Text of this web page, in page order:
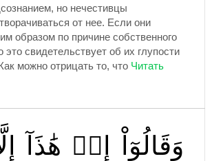
но нечестивцы
от нее. Если они
образом по причине собственного
это свидетельствует об их глупости
можно отрицать то, что
وَقَالُوٓاْ إِنۡ هَٰذَآ